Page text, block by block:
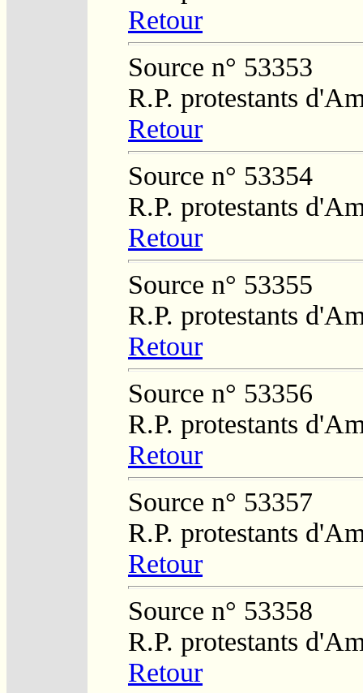
Retour
Source n° 53353
R.P. protestants
Retour
Source n° 53354
R.P. protestants
Retour
Source n° 53355
R.P. protestants
Retour
Source n° 53356
R.P. protestants
Retour
Source n° 53357
R.P. protestants
Retour
Source n° 53358
R.P. protestants
Retour